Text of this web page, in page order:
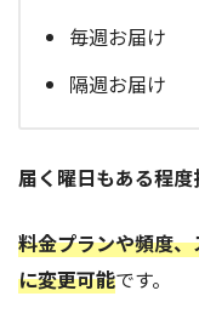
毎週お届け
隔週お届け
届く曜日もある程
料金プランや頻度
に変更可能です。